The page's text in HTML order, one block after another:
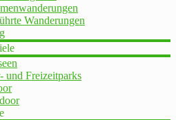
Wanderungen
und Freizeitparks